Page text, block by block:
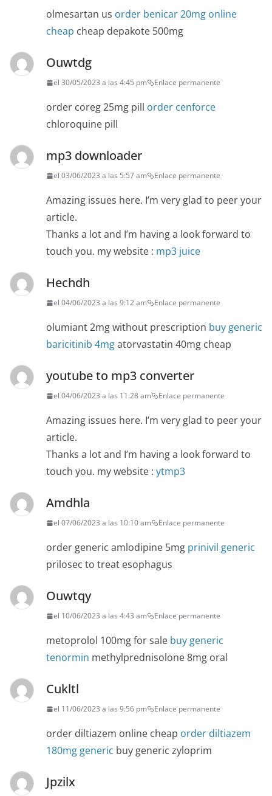
olmesartan us order benicar 20mg online
cheap cheap depakote 500mg
Ouwtdg
el 30/05/2023 a las 4:45 pm Enlace permanente
order coreg 25mg pill order cenforce
chloroquine pill
mp3 downloader
el 03/06/2023 a las 5:57 am Enlace permanente
Amazing issues here. I’m very glad to peer your
article.
Thanks a lot and I’m having a look forward to
touch you. my website : mp3 juice
Hechdh
el 04/06/2023 a las 9:12 am Enlace permanente
olumiant 2mg without prescription buy generic
baricitinib 4mgatorvastatin 40mg cheap
youtube to mp3 converter
el 04/06/2023 a las 11:28 am Enlace permanente
Amazing issues here. I’m very glad to peer your
article.
Thanks a lot and I’m having a look forward to
touch you. my website : ytmp3
Amdhla
el 07/06/2023 a las 10:10 am Enlace permanente
order generic amlodipine 5mg prinivil generic
prilosec to treat esophagus
Ouwtqy
el 10/06/2023 a las 4:43 am Enlace permanente
metoprolol 100mg for sale buy generic
tenormin methylprednisolone 8mg oral
Cukltl
el 11/06/2023 a las 9:56 pm Enlace permanente
order diltiazem online cheap order diltiazem
180mg generic buy generic zyloprim
Jpzilx